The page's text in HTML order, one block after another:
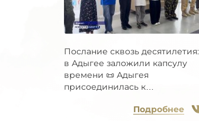
Послание сквозь десятилетия:
в Адыгее заложили капсулу
времени 📜 Адыгея
присоединилась к
Подробнее